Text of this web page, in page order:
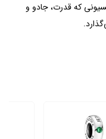
که قدرت، جادو و